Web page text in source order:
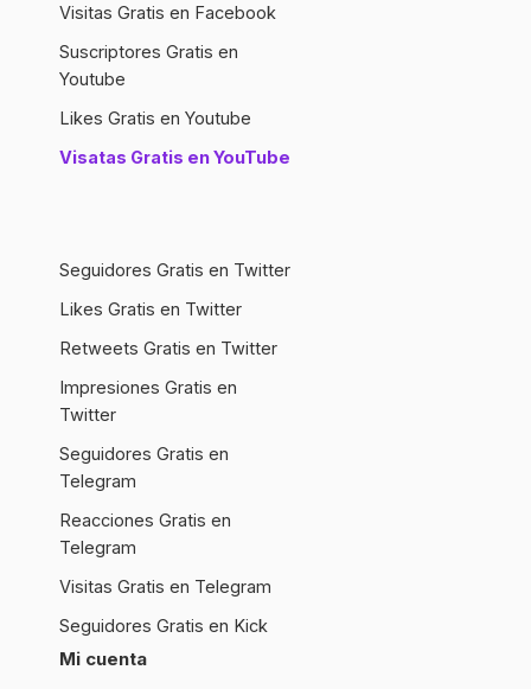
Visitas Gratis en Facebook
Suscriptores Gratis en
Youtube
Likes Gratis en Youtube
Visatas Gratis en YouTube
Seguidores Gratis en Twitter
Likes Gratis en Twitter
Retweets Gratis en Twitter
Impresiones Gratis en
Twitter
Seguidores Gratis en
Telegram
Reacciones Gratis en
Telegram
Visitas Gratis en Telegram
Seguidores Gratis en Kick
Mi cuenta